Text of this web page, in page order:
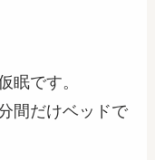
眠です。
間だけベッドで